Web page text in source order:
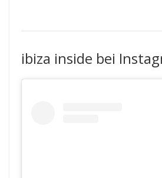
ibiza inside bei